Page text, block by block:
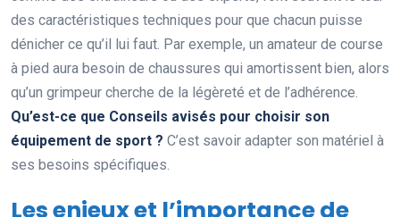
des caractéristiques techniques pour que chacun puisse
dénicher ce qu’il lui faut. Par exemple, un amateur de course
à pied aura besoin de chaussures qui amortissent bien, alors
qu’un grimpeur cherche de la légèreté et de l’adhérence.
Qu’est-ce que Conseils avisés pour choisir son
équipement de sport ? C’est savoir adapter son matériel à
ses besoins spécifiques.
Les enjeux et l’importance de